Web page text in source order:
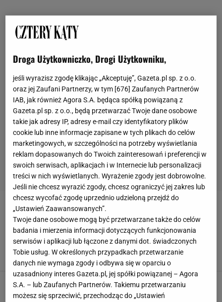
STÓŁ Z PALET
Jak zrobić stół ogrodowy z palet?
MEBLE OGRODOWE STÓŁ OGRODOWY
STÓŁ Z PALET
ZRÓB TO SAM
Droga Użytkowniczko, Drogi Użytkowniku,
jeśli wyrazisz zgodę klikając „Akceptuję”, Gazeta.pl sp. z o.o.
oraz jej Zaufani Partnerzy, w tym [676] Zaufanych Partnerów
IAB, jak również Agora S.A. będąca spółką powiązaną z
Gazeta.pl sp. z o.o., będą przetwarzać Twoje dane osobowe
takie jak adresy IP, adresy e-mail czy identyfikatory plików
cookie lub inne informacje zapisane w tych plikach do celów
marketingowych, w szczególności na potrzeby wyświetlania
reklam dopasowanych do Twoich zainteresowań i preferencji w
swoich serwisach, aplikacjach i w Internecie lub personalizacji
treści w nich wyświetlanych. Wyrażenie zgody jest dobrowolne.
Jeśli nie chcesz wyrazić zgody, chcesz ograniczyć jej zakres lub
chcesz wycofać zgodę uprzednio udzieloną przejdź do
„Ustawień Zaawansowanych”.
Twoje dane osobowe mogą być przetwarzane także do celów
badania i mierzenia informacji dotyczących funkcjonowania
serwisów i aplikacji lub łączone z danymi dot. świadczonych
Tobie usług. W określonych przypadkach przetwarzanie
danych nie wymaga zgody i odbywa się w oparciu o
uzasadniony interes Gazeta.pl, jej spółki powiązanej – Agora
S.A. – lub Zaufanych Partnerów. Takiemu przetwarzaniu
możesz się sprzeciwić, przechodząc do „Ustawień